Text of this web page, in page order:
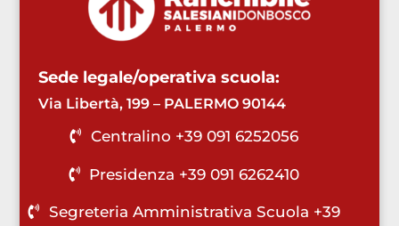
Sede legale/operativa scuola:
Via Libertà, 199 – PALERMO 90144
Centralino +39 091 6252056
Presidenza +39 091 6262410
Segreteria Amministrativa Scuola +39